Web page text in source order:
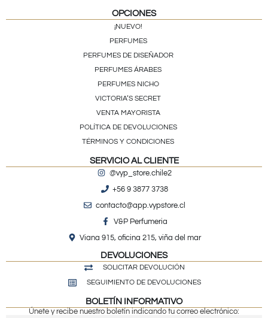
OPCIONES
¡NUEVO!
PERFUMES
PERFUMES DE DISEÑADOR
PERFUMES ÁRABES
PERFUMES NICHO
VICTORIA’S SECRET
VENTA MAYORISTA
POLÍTICA DE DEVOLUCIONES
TÉRMINOS Y CONDICIONES
SERVICIO AL CLIENTE
@vyp_store.chile2
+56 9 3877 3738
contacto@app.vypstore.cl
V&P Perfumeria
Viana 915, oficina 215, viña del mar
DEVOLUCIONES
SOLICITAR DEVOLUCIÓN
SEGUIMIENTO DE DEVOLUCIONES
BOLETÍN INFORMATIVO
Únete y recibe nuestro boletín indicando tu correo electrónico: